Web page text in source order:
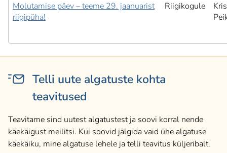
Molutamise päev – teeme 29. jaanuarist
riigipüha!
Riigikogule
Telli uute algatuste kohta
teavitused
Teavitame sind uutest algatustest ja soovi korral nende
käekäigust meilitsi. Kui soovid jälgida vaid ühe algatuse
käekäiku, mine algatuse lehele ja telli teavitus küljeribalt.